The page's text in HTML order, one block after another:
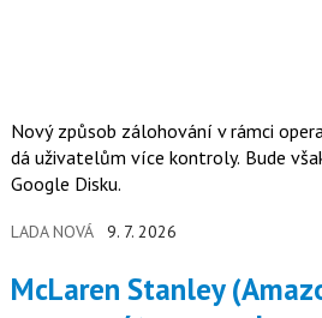
Nový způsob zálohování v rámci
dá uživatelům více kontroly. Bude
Google Disku.
LADA NOVÁ 9. 7. 2026
McLaren Stanley (Amazon): AI